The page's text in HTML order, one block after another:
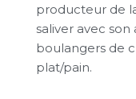
producteur de
saliver avec
boulangers de
plat/pain.